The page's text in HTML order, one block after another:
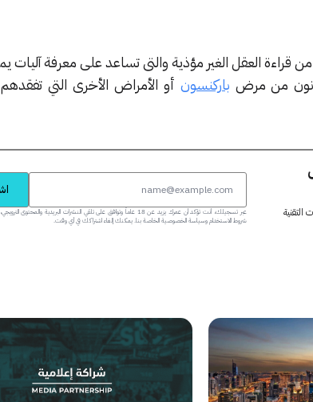
قراءة العقل الغير مؤذية والتى تساعد على معرفة آليات
من مرض باركنسون أو الأمراض الأخرى التي
التقنية
عبر تسجيلك، أنت تؤكد أن عمرك يزيد عن 18 عاماً وتوافق على تلقي النشرات البريدية
شروط الاستخدام وسياسة الخصوصية الخاصة بنا. يمكنك إلغاء اشتراكك في أي وقت.